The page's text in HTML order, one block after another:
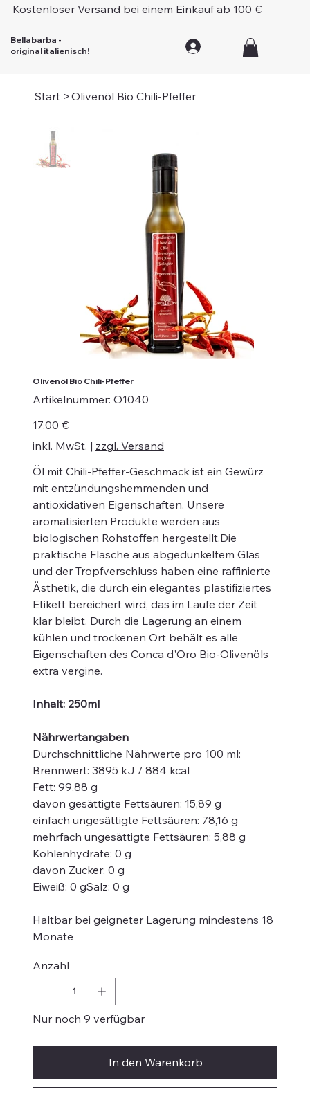
Kostenloser Versand bei einem Einkauf ab 100 €
Bellabarba -
original italienisch!
Start > Olivenöl Bio Chili-Pfeffer
Olivenöl Bio Chili-Pfeffer
Artikelnummer:
Artikelnummer:
O1040
O1040
Preis
17,00 €
inkl. MwSt. | zzgl. Versand
Öl mit Chili-Pfeffer-Geschmack ist ein Gewürz
mit entzündungshemmenden und
antioxidativen Eigenschaften. Unsere
aromatisierten Produkte werden aus
biologischen Rohstoffen hergestellt.Die
praktische Flasche aus abgedunkeltem Glas
und der Tropfverschluss haben eine raffinierte
Ästhetik, die durch ein elegantes plastifiziertes
Etikett bereichert wird, das im Laufe der Zeit
klar bleibt. Durch die Lagerung an einem
kühlen und trockenen Ort behält es alle
Eigenschaften des Conca d'Oro Bio-Olivenöls
extra vergine.
Inhalt: 250ml
Nährwertangaben
Durchschnittliche Nährwerte pro 100 ml:
Brennwert: 3895 kJ / 884 kcal
Fett: 99,88 g
davon gesättigte Fettsäuren: 15,89 g
einfach ungesättigte Fettsäuren: 78,16 g
mehrfach ungesättigte Fettsäuren: 5,88 g
Kohlenhydrate: 0 g
davon Zucker: 0 g
Eiweiß: 0 gSalz: 0 g
Haltbar bei geigneter Lagerung mindestens 18
Monate
Anzahl
Nur noch 9 verfügbar
In den Warenkorb